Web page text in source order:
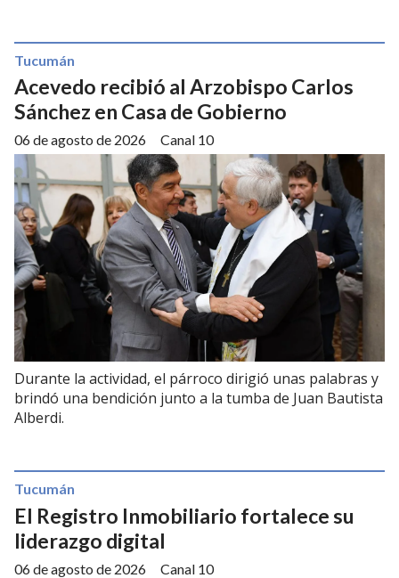
Acevedo recibió al Arzobispo Carlos
Sánchez en Casa de Gobierno
Canal 10
Tucumán
06 de agosto de 2026
Durante la actividad, el párroco dirigió unas palabras y
brindó una bendición junto a la tumba de Juan Bautista
Alberdi.
El Registro Inmobiliario fortalece su
liderazgo digital
Canal 10
Tucumán
06 de agosto de 2026